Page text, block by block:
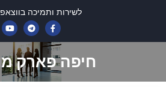
לשירות ותמיכה
חיפה פארק